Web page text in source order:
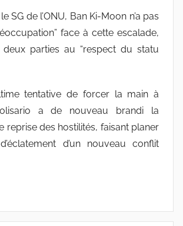
SG de l’ONU, Ban Ki-Moon n’a pas
face à cette escalade,
parties au “respect du statu
tentative de forcer la main à
a de nouveau brandi la
reprise des hostilités, faisant planer
d’un nouveau conflit